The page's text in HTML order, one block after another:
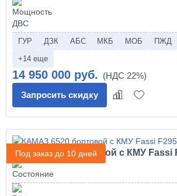
ГУР ДЗК АБС МКБ МОБ ПЖД
+14 еще
14 950 000 руб.
Запросить скидку
Под заказ до 10 дней
КАМАЗ 6520 бортовой с КМУ Fassi